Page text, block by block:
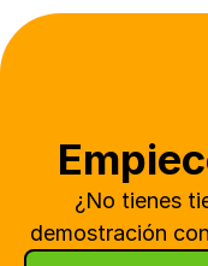
¿No tienes
demostración